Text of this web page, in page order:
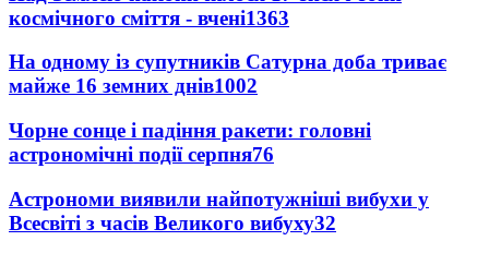
космічного сміття - вчені1363
На одному із супутників Сатурна доба триває
майже 16 земних днів1002
Чорне сонце і падіння ракети: головні
астрономічні події серпня76
Астрономи виявили найпотужніші вибухи у
Всесвіті з часів Великого вибуху32